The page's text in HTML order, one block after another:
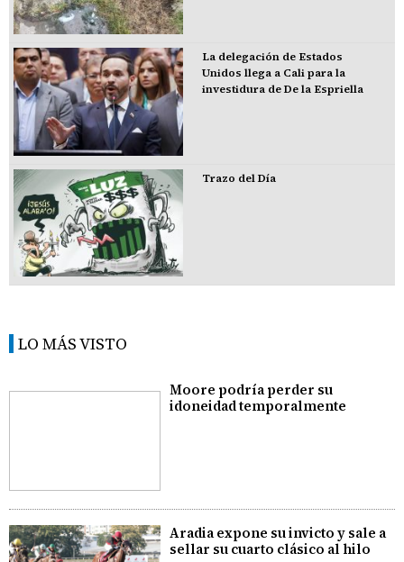
La delegación de Estados
Unidos llega a Cali para la
investidura de De la Espriella
Trazo del Día
LO MÁS VISTO
Moore podría perder su
idoneidad temporalmente
Aradia expone su invicto y sale a
sellar su cuarto clásico al hilo